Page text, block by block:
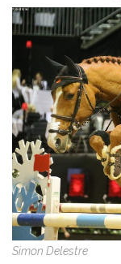
Simon Delestre